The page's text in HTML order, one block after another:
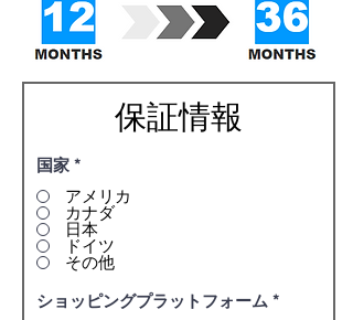
保証情報
国家 *必
項
目
アメリカ
カナダ
日本
ドイツ
その他
ショッピングプラットフォーム *必